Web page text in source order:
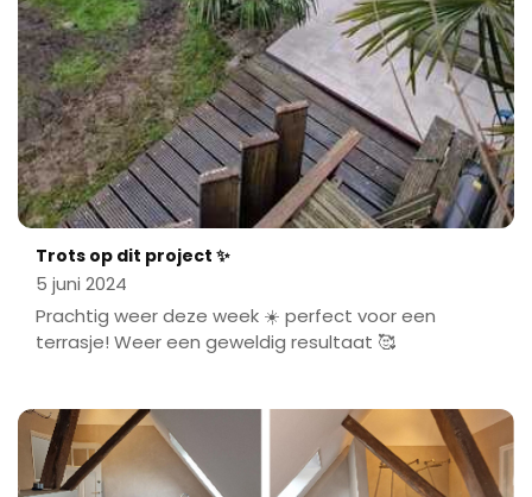
Trots op dit project ✨
5 juni 2024
Prachtig weer deze week ☀️ perfect voor een
terrasje! Weer een geweldig resultaat 🥰